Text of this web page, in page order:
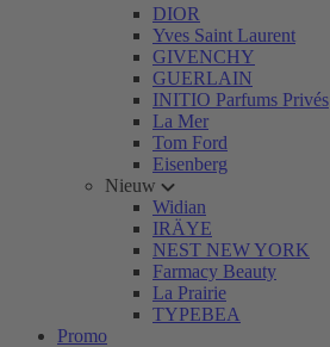
DIOR
Yves Saint Laurent
GIVENCHY
GUERLAIN
INITIO Parfums Privés
La Mer
Tom Ford
Eisenberg
Nieuw
Widian
IRÄYE
NEST NEW YORK
Farmacy Beauty
La Prairie
TYPEBEA
Promo